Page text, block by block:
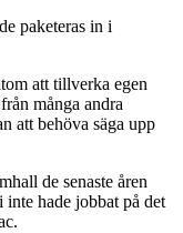
paketeras in i
att tillverka egen
många andra
att behöva säga upp
de senaste åren
inte hade jobbat på det